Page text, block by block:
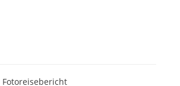
Fotoreisebericht